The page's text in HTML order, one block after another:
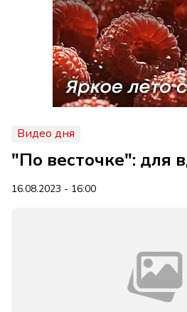
Видео дня
"По весточке": для
16.08.2023 - 16:00